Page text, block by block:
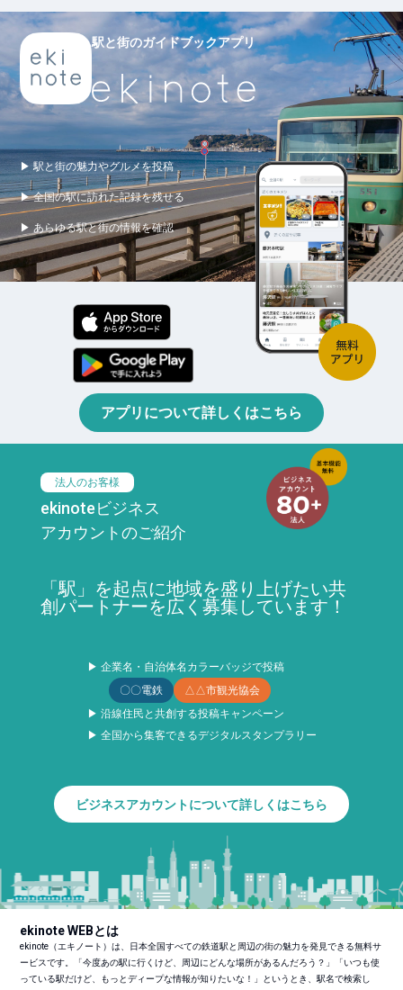
駅と街のガイドブックアプリ
▶ 駅と街の魅力やグルメを投稿
▶ 全国の駅に訪れた記録を残せる
▶ あらゆる駅と街の情報を確認
アプリについて詳しくはこちら
法人のお客様
ekinoteビジネス
アカウントのご紹介
「駅」を起点に地域を盛り上げたい共
創パートナーを広く募集しています！
▶ 企業名・自治体名カラーバッジで投稿
〇〇電鉄
△△市観光協会
▶ 沿線住民と共創する投稿キャンペーン
▶ 全国から集客できるデジタルスタンプラリー
ビジネスアカウントについて詳しくはこちら
ekinote WEBとは
ekinote（エキノート）は、日本全国すべての鉄道駅と周辺の街の魅力を発見できる無料サ
ービスです。「今度あの駅に行くけど、周辺にどんな場所があるんだろう？」「いつも使
っている駅だけど、もっとディープな情報が知りたいな！」というとき、駅名で検索し